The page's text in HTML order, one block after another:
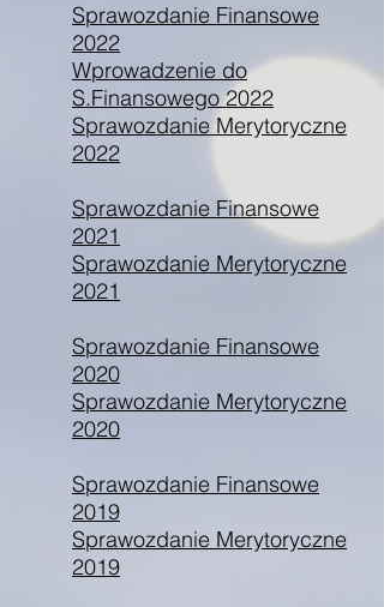
Sprawozdanie Finansowe
2022
Wprowadzenie do
S.Finansowego 2022
Sprawozdanie Merytoryczne
2022
Sprawozdanie Finansowe
2021
Sprawozdanie Merytoryczne
2021
Sprawozdanie Finansowe
2020
Sprawozdanie Merytoryczne
2020
Sprawozdanie Finansowe
2019
Sprawozdanie Merytoryczne
2019